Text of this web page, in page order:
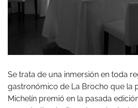
Se trata de una inmersión en toda
gastronómico de La Brocho que la
Michelín premió en la pasada